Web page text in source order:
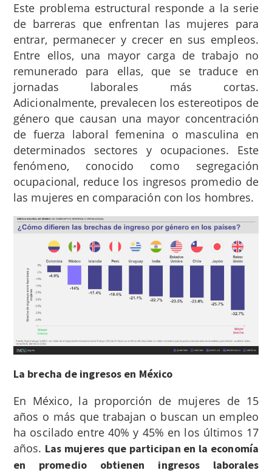
Este problema estructural responde a la serie
de barreras que enfrentan las mujeres para
entrar, permanecer y crecer en sus empleos.
Entre ellos, una mayor carga de trabajo no
remunerado para ellas, que se traduce en
jornadas laborales más cortas.
Adicionalmente, prevalecen los estereotipos de
género que causan una mayor concentración
de fuerza laboral femenina o masculina en
determinados sectores y ocupaciones. Este
fenómeno, conocido como segregación
ocupacional, reduce los ingresos promedio de
las mujeres en comparación con los hombres.
La brecha de ingresos en México
En México, la proporción de mujeres de 15
años o más que trabajan o buscan un empleo
ha oscilado entre 40% y 45% en los últimos 17
años. Las mujeres que participan en la economía
en promedio obtienen ingresos laborales